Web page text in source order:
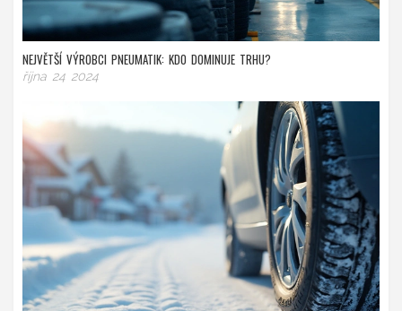
NEJVĚTŠÍ VÝROBCI PNEUMATIK: KDO DOMINUJE TRHU?
října 24 2024